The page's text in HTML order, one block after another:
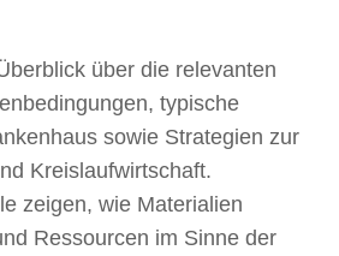
über die relevanten
typische
sowie Strategien zur
Kreislaufwirtschaft.
zeigen, wie Materialien
Ressourcen im Sinne der